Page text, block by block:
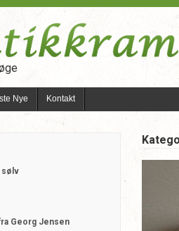
Nye Kontakt
sølv
Georg Jensen